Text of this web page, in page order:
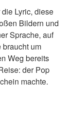
Lyric, diese
Bildern und
Sprache, auf
um
Weg bereits
der Pop
machte.